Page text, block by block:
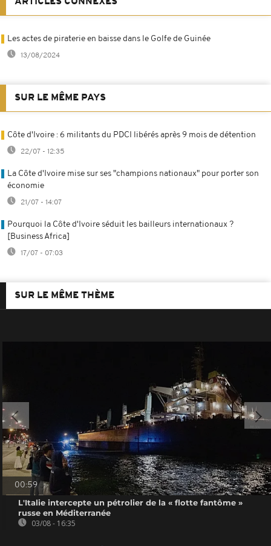
Les actes de piraterie en baisse dans le Golfe de Guinée
13/08/2024
SUR LE MÊME PAYS
Côte d'Ivoire : 6 militants du PDCI libérés après 9 mois de détention
22/07 - 12:35
La Côte d'Ivoire mise sur ses "champions nationaux" pour porter son
économie
21/07 - 14:07
Pourquoi la Côte d'Ivoire séduit les bailleurs internationaux ?
[Business Africa]
17/07 - 07:03
SUR LE MÊME THÈME
00:59
L'Italie intercepte un pétrolier de la « flotte fantôme »
russe en Méditerranée
03/08 - 16:35